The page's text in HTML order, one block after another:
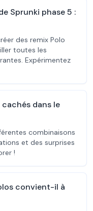
Sprunki phase 5 :
des remix Polo
toutes les
Expérimentez
dans le
combinaisons
et des surprises
!
convient-il à